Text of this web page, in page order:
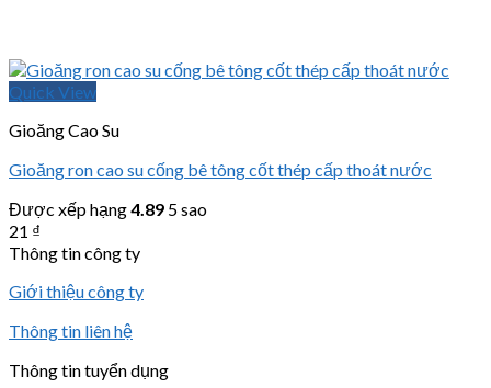
Quick View
Gioăng Cao Su
Gioăng ron cao su cống bê tông cốt thép cấp thoát nước
Được xếp hạng4.89 5 sao
21 ₫
Thông tin công ty
Giới thiệu công ty
Thông tin liên hệ
Thông tin tuyển dụng